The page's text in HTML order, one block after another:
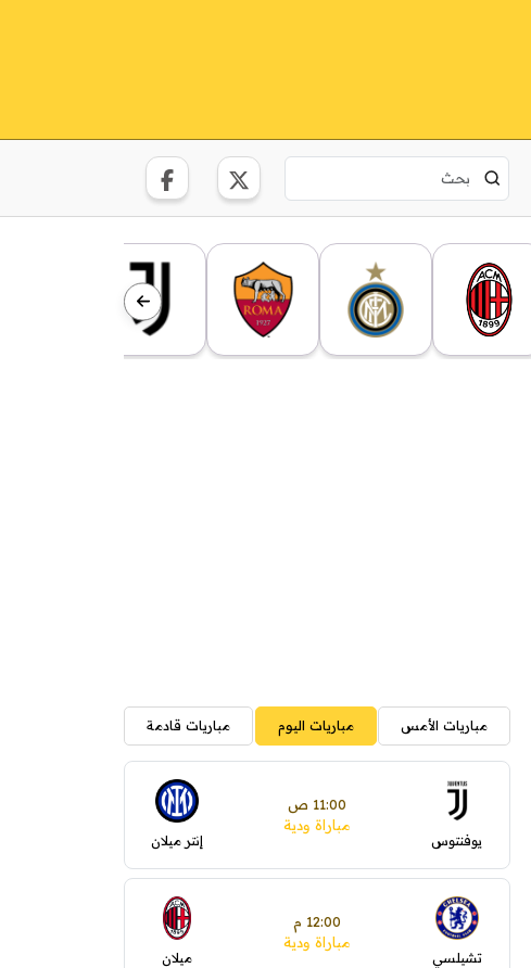
مباريات الأمس مباريات اليوم مباريات قادمة
يوفنتوس
11:00 ص
مباراة ودية
إنتر ميلان
تشيلسي
12:00 م
مباراة ودية
ميلان